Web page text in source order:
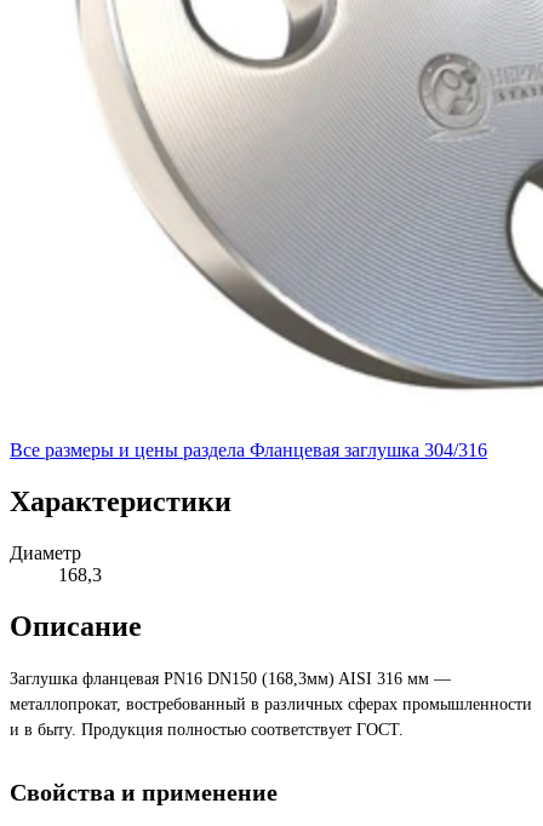
Все размеры и цены раздела Фланцевая заглушка 304/316
Характеристики
Диаметр
168,3
Описание
Заглушка фланцевая PN16 DN150 (168,3мм) AISI 316 мм —
металлопрокат, востребованный в различных сферах промышленности
и в быту. Продукция полностью соответствует ГОСТ.
Свойства и применение